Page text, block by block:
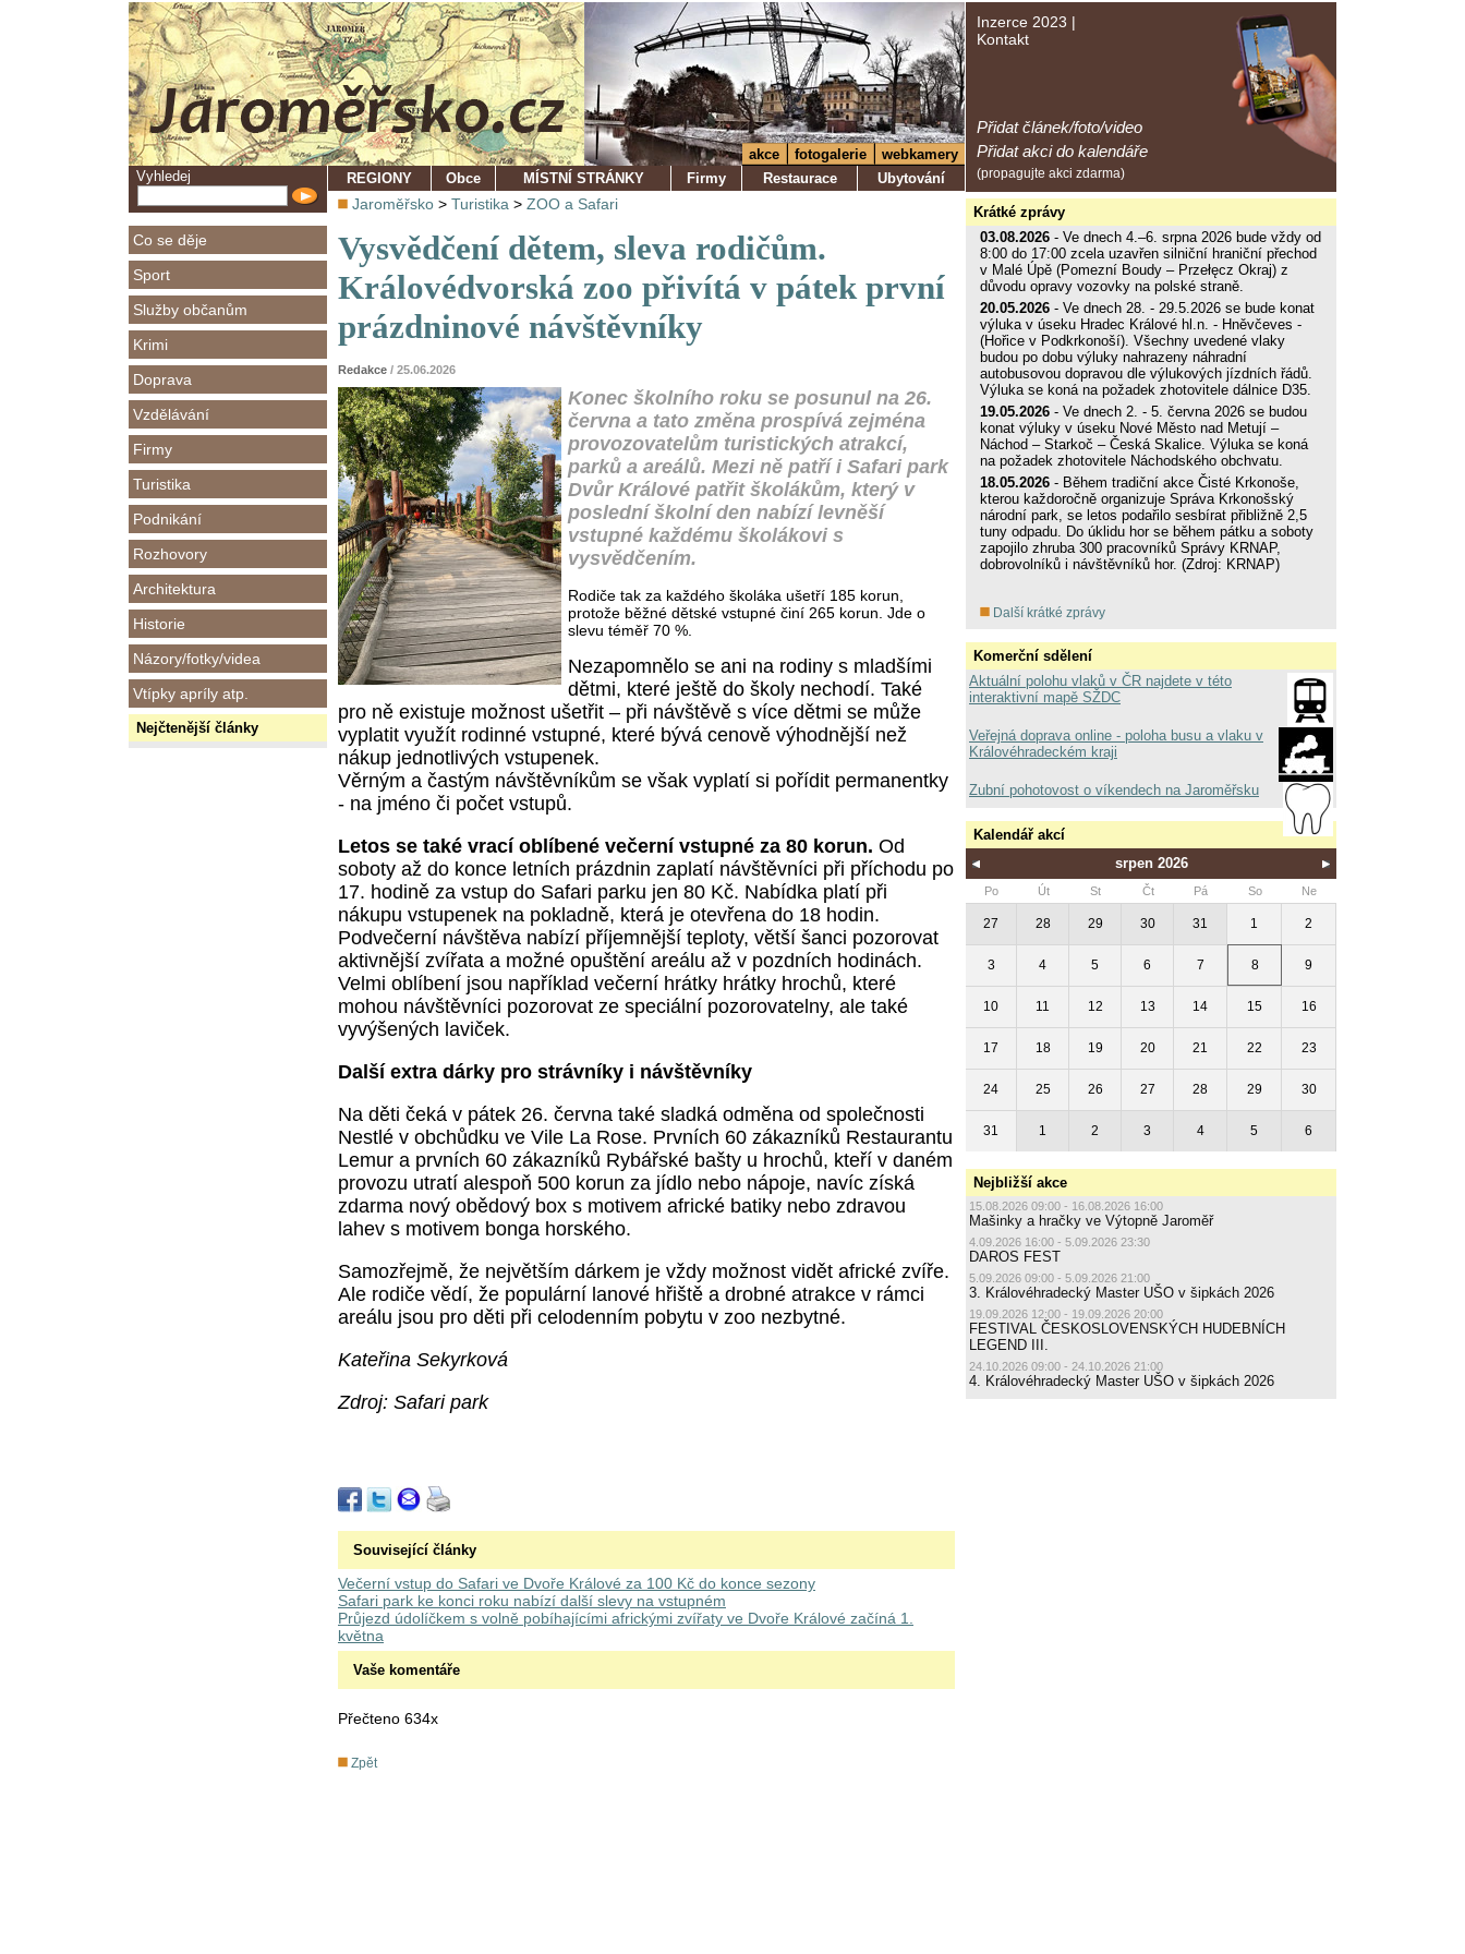
Vyhledej
Co se děje
Sport
Služby občanům
Krimi
Doprava
Vzdělávání
Firmy
Turistika
Podnikání
Rozhovory
Architektura
Historie
Názory/fotky/videa
Vtípky apríly atp.
Nejčtenější články
Inzerce 2023 |
Kontakt
Přidat článek/foto/video
Přidat akci do kalendáře
(propagujte akci zdarma)
akce fotogalerie
webkamery
REGIONY
Obce MÍSTNÍ STRÁNKY Firmy Restaurace Ubytování
Jaroměřsko > Turistika > ZOO a Safari
Vysvědčení dětem, sleva rodičům.
Královédvorská zoo přivítá v pátek první
prázdninové návštěvníky
Redakce / 25.06.2026
Konec školního roku se posunul na 26.
června a tato změna prospívá zejména
provozovatelům turistických atrakcí,
parků a areálů. Mezi ně patří i Safari park
Dvůr Králové patřit školákům, který v
poslední školní den nabízí levněší
vstupné každému školákovi s
vysvědčením.
Rodiče tak za každého školáka ušetří 185 korun
protože běžné dětské vstupné činí 265 korun. Jde o
slevu téměř 70 %
Nezapomnělo se ani na rodiny s mladšími
dětmi, které ještě do školy nechodí. Také
pro ně existuje možnost ušetřit – při návštěvě s více dětmi se může
vyplatit využít rodinné vstupné, které bývá cenově výhodnější než
nákup jednotlivých vstupenek.
Věrným a častým návštěvníkům se však vyplatí si pořídit permanentky
- na jméno či počet vstupů.
Letos se také vrací oblíbené večerní vstupné za 80 korun. Od
soboty až do konce letních prázdnin zaplatí návštěvníci při příchodu po
17. hodině za vstup do Safari parku jen 80 Kč. Nabídka platí při
nákupu vstupenek na pokladně, která je otevřena do 18 hodin.
Podvečerní návštěva nabízí příjemnější teploty, větší šanci pozorovat
aktivnější zvířata a možné opuštění areálu až v pozdních hodinách.
Velmi oblíbení jsou například večerní hrátky hrátky hrochů, které
mohou návštěvníci pozorovat ze speciální pozorovatelny, ale také
vyvýšených laviček.
Další extra dárky pro strávníky i návštěvníky
Na děti čeká v pátek 26. června také sladká odměna od společnosti
Nestlé v obchůdku ve Vile La Rose. Prvních 60 zákazníků Restaurantu
Lemur a prvních 60 zákazníků Rybářské bašty u hrochů, kteří v daném
provozu utratí alespoň 500 korun za jídlo nebo nápoje, navíc získá
zdarma nový obědový box s motivem africké batiky nebo zdravou
lahev s motivem bonga horského.
Samozřejmě, že největším dárkem je vždy možnost vidět africké zvíře.
Ale rodiče vědí, že populární lanové hřiště a drobné atrakce v rámci
areálu jsou pro děti při celodenním pobytu v zoo nezbytné.
Kateřina Sekyrková
Zdroj: Safari park
Související články
Večerní vstup do Safari ve Dvoře Králové za 100 Kč do konce sezony
Safari park ke konci roku nabízí další slevy na vstupném
Průjezd údolíčkem s volně pobíhajícími africkými zvířaty ve Dvoře Králové začíná 1.
května
Vaše komentáře
Přečteno 634x
Zpět
Krátké zprávy
03.08.2026 - Ve dnech 4.–6. srpna 2026 bude vždy od
8:00 do 17:00 zcela uzavřen silniční hraniční přechod
v Malé Úpě (Pomezní Boudy – Przełęcz Okraj) z
důvodu opravy vozovky na polské straně.
20.05.2026 - Ve dnech 28. - 29.5.2026 se bude konat
výluka v úseku Hradec Králové hl.n. - Hněvčeves -
(Hořice v Podkrkonoší). Všechny uvedené vlaky
budou po dobu výluky nahrazeny náhradní
autobusovou dopravou dle výlukových jízdních řádů.
Výluka se koná na požadek zhotovitele dálnice D35.
19.05.2026 - Ve dnech 2. - 5. června 2026 se budou
konat výluky v úseku Nové Město nad Metují –
Náchod – Starkoč – Česká Skalice. Výluka se koná
na požadek zhotovitele Náchodského obchvatu.
18.05.2026 - Během tradiční akce Čisté Krkonoše,
kterou každoročně organizuje Správa Krkonošský
národní park, se letos podařilo sesbírat přibližně 2,5
tuny odpadu. Do úklidu hor se během pátku a soboty
zapojilo zhruba 300 pracovníků Správy KRNAP,
dobrovolníků i návštěvníků hor. (Zdroj: KRNAP)
Další krátké zprávy
Komerční sdělení
Aktuální polohu vlaků v ČR najdete v této
interaktivní mapě SŽDC
Veřejná doprava online - poloha busu a vlaku v
Královéhradeckém kraji
Zubní pohotovost o víkendech na Jaroměřsku
Kalendář akcí
srpen 2026
Po Út St Čt Pá So Ne
27 28 29 30 31 1 2
3 4 5 6 7 8 9
10 11 12 13 14 15 16
17 18 19 20 21 22 23
24 25 26 27 28 29 30
31 1 2 3 4 5 6
Nejbližší akce
15.08.2026 09:00 - 16.08.2026 16:00
Mašinky a hračky ve Výtopně Jaroměř
4.09.2026 16:00 - 5.09.2026 23:30
DAROS FEST
5.09.2026 09:00 - 5.09.2026 21:00
3. Královéhradecký Master UŠO v šipkách 2026
19.09.2026 12:00 - 19.09.2026 20:00
FESTIVAL ČESKOSLOVENSKÝCH HUDEBNÍCH
LEGEND III.
24.10.2026 09:00 - 24.10.2026 21:00
4. Královéhradecký Master UŠO v šipkách 2026